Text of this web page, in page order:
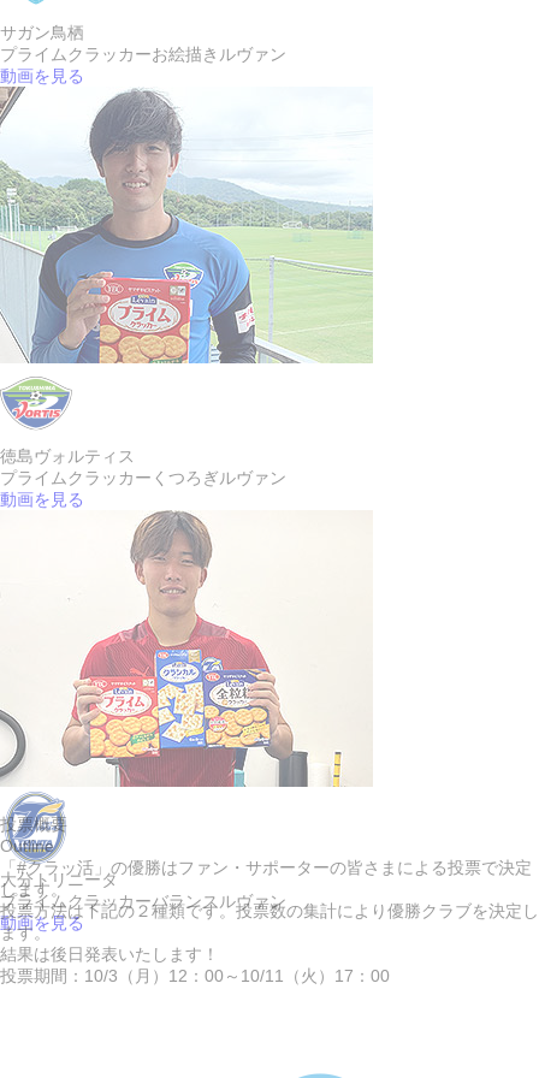
サガン鳥栖
プライムクラッカーお絵描きルヴァン
動画を見る
徳島ヴォルティス
プライムクラッカー くつろぎルヴァン
動画を見る
大分トリニータ
プライムクラッカーバランスルヴァン
動画を見る
投票概要
Outline
「#クラッ活」の優勝はファン・サポーターの皆さまによる投票で決定
します。
投票方法は下記の２種類です。投票数の集計により優勝クラブを決定し
ます。
結果は後日発表いたします！
投票期間：10/3（月）12：00～10/11（火）17：00